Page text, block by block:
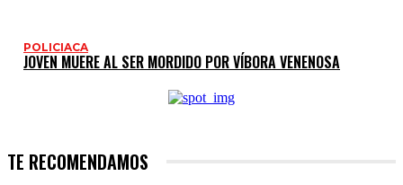
POLICIACA
JOVEN MUERE AL SER MORDIDO POR VÍBORA VENENOSA
TE RECOMENDAMOS